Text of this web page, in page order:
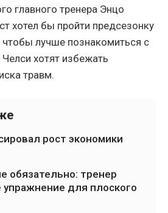
главного тренера Энцо
хотел бы пройти предсезонку
чтобы лучше познакомиться с
хотят избежать
травм.
рост экономики
обязательно: тренер
упражнение для плоского